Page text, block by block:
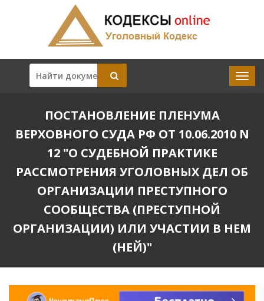
ПОСТАНОВЛЕНИЕ ПЛЕНУМА
ВЕРХОВНОГО СУДА РФ ОТ 10.06.2010 N
12 "О СУДЕБНОЙ ПРАКТИКЕ
РАССМОТРЕНИЯ УГОЛОВНЫХ ДЕЛ ОБ
ОРГАНИЗАЦИИ ПРЕСТУПНОГО
СООБЩЕСТВА (ПРЕСТУПНОЙ
ОРГАНИЗАЦИИ) ИЛИ УЧАСТИИ В НЕМ
(НЕЙ)"